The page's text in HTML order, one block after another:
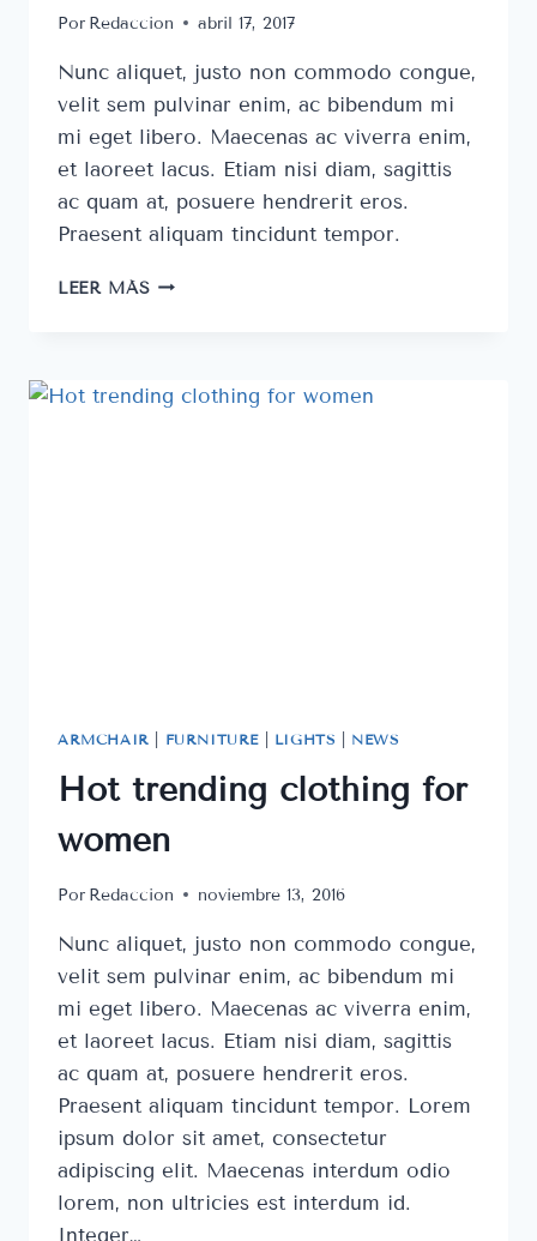
Por Redaccion abril 17, 2017
Nunc aliquet, justo non commodo congue,
velit sem pulvinar enim, ac bibendum mi
mi eget libero. Maecenas ac viverra enim,
et laoreet lacus. Etiam nisi diam, sagittis
ac quam at, posuere hendrerit eros.
Praesent aliquam tincidunt tempor.
LEER MÁS POST
ARMCHAIR FURNITURE| LIGHTS NEWS
Hot trending clothing for
women
Por Redaccion noviembre 13, 2016
Nunc aliquet, justo non commodo congue,
velit sem pulvinar enim, ac bibendum mi
mi eget libero. Maecenas ac viverra enim,
et laoreet lacus. Etiam nisi diam, sagittis
ac quam at, posuere hendrerit eros.
Praesent aliquam tincidunt tempor. Lorem
ipsum dolor sit amet, consectetur
adipiscing elit. Maecenas interdum odio
lorem, non ultricies est interdum id.
Integer…